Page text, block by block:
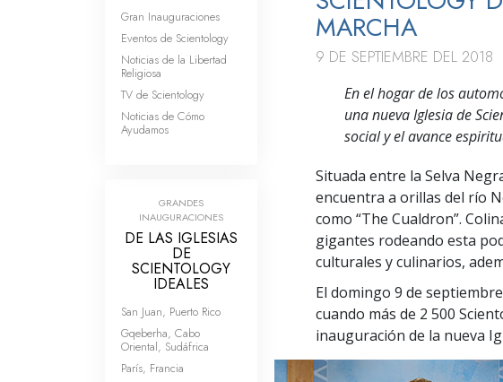
MARCHA
9 DE SEPTIEMBRE DEL 2018
En el hogar de los
una nueva Iglesia de
social y el avance
Situada entre la Selva
encuentra a orillas del río
como “The Cualdron”.
gigantes rodeando esta
culturales y culinarios,
El domingo 9 de
cuando más de 2 500
inauguración de la nueva
Gran Inauguraciones
Eventos de Scientology
Noticias de la Libertad
Religiosa
TV de Scientology
Noticias de Cómo
Ayudamos
GRANDES
INAUGURACIONES
DE LAS IGLESIAS
DE
SCIENTOLOGY
IDEALES
San Juan, Puerto Rico
Gqeberha, Cabo
Oriental, Sudáfrica
París, Francia